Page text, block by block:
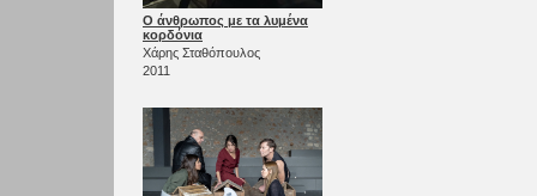
Ο άνθρωπος με τα λυμένα
κορδόνια
Χάρης Σταθόπουλος
2011